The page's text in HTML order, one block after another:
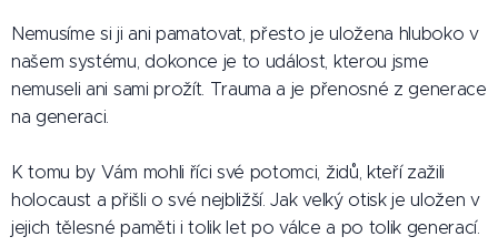
Nemusíme si ji ani pamatovat, přesto je uložena hluboko v
našem systému, dokonce je to událost, kterou jsme
nemuseli ani sami prožít. Trauma a je přenosné z generace
na generaci.
K tomu by Vám mohli říci své potomci, židů, kteří zažili
holocaust a přišli o své nejbližší. Jak velký otisk je uložen v
jejich tělesné paměti i tolik let po válce a po tolik generací.